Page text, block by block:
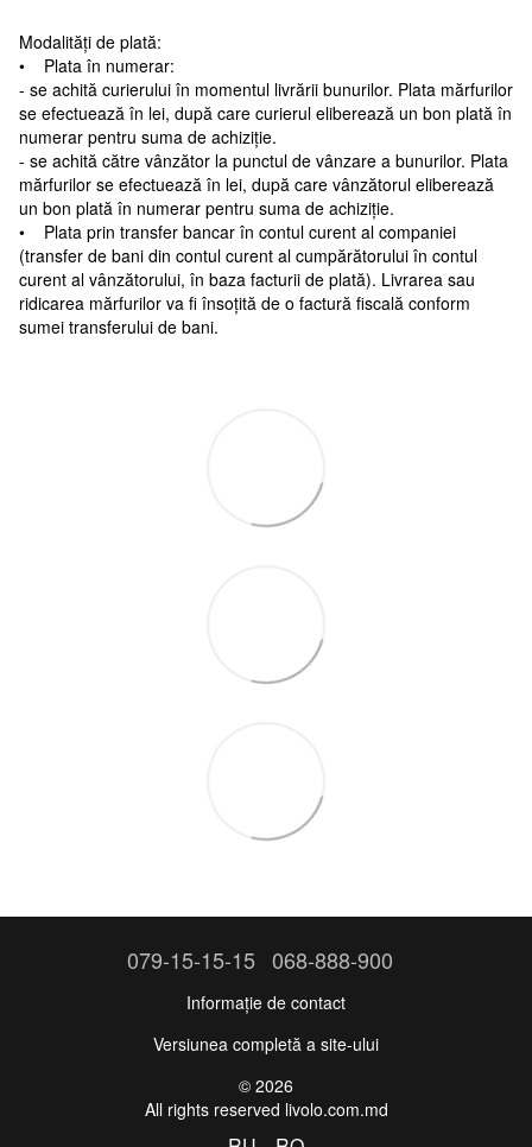
Modalități de plată:
• Plata în numerar:
- se achită curierului în momentul livrării bunurilor. Plata mărfurilor
se efectuează în lei, după care curierul eliberează un bon plată în
numerar pentru suma de achiziție.
- se achită către vânzător la punctul de vânzare a bunurilor. Plata
mărfurilor se efectuează în lei, după care vânzătorul eliberează
un bon plată în numerar pentru suma de achiziție.
• Plata prin transfer bancar în contul curent al companiei
(transfer de bani din contul curent al cumpărătorului în contul
curent al vânzătorului, în baza facturii de plată). Livrarea sau
ridicarea mărfurilor va fi însoțită de o factură fiscală conform
sumei transferului de bani.
079-15-15-15 068-888-900
Informație de contact
Versiunea completă a site-ului
© 2026
All rights reserved livolo.com.md